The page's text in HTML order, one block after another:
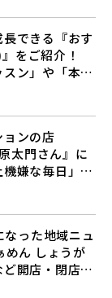
長できる『おす
をご紹介！
スン」や「本格
分を見つけよ
ョンの店
太門さん』に
嫌な毎日」を
なった地域ニュ
めん しょうが
開店・閉店の
♪